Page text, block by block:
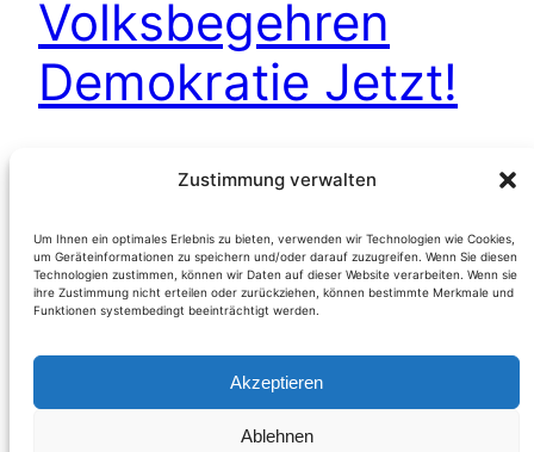
Zustimmung verwalten
Um Ihnen ein optimales Erlebnis zu bieten, verwenden wir Technologien wie Cookies,
um Geräteinformationen zu speichern und/oder darauf zuzugreifen. Wenn Sie diesen
Technologien zustimmen, können wir Daten auf dieser Website verarbeiten. Wenn sie
ihre Zustimmung nicht erteilen oder zurückziehen, können bestimmte Merkmale und
Funktionen systembedingt beeinträchtigt werden.
Akzeptieren
Ablehnen
Volksbegehren
Demokratie Jetzt!
(Österreich) Der Verein „MeinOE – Demokratie
überparteiliche Initiative aus der Mitte der
Gesellschaft. Gründer sind Dr. Friedhelm
Frischenschlager, Dr. Volker Kier und Johannes
Voggenhuber. MeinOE führt in seinen
Beweggründen aus, daß das Versagen der
Parteien zu einem politischen Stillstand führte;
Erkennt einen Mangel an Demokratie